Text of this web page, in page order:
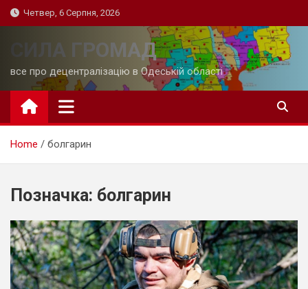
Skip
to
Четвер, 6 Серпня, 2026
СИЛА ГРОМАД
все про децентралізацію в Одеській області
Home болгарин
Позначка: болгарин